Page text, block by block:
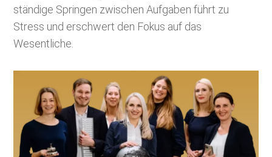
ständige Springen zwischen Aufgaben führt zu
Stress und erschwert den Fokus auf das
Wesentliche.